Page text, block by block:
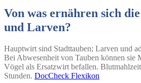
Von was ernähren sich
und Larven?
Hauptwirt sind Stadttauben; Larven und
Bei Abwesenheit von Tauben können sie
Vögel als Ersatzwirt befallen.
Stunden. DocCheck Flexikon